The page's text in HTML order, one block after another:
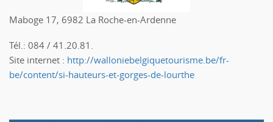
Maboge 17, 6982 La Roche-en-Ardenne
Tél.: 084 / 41.20.81.
Site internet : http://walloniebelgiquetourisme.be/fr-
be/content/si-hauteurs-et-gorges-de-lourthe